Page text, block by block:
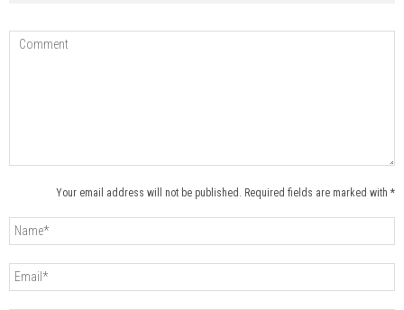
Your email address will not be published. Required fields are marked with *